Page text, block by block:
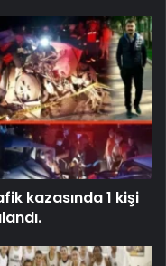
kazasında 1 kişi